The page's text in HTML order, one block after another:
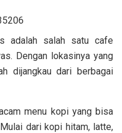
adalah salah satu cafe
Dengan lokasinya yang
dijangkau dari berbagai
menu kopi yang bisa
dari kopi hitam, latte,